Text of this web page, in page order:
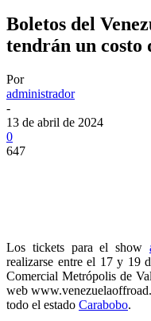
Boletos del
tendrán un costo
Por
administrador
-
13 de abril de 2024
0
647
Los tickets para el show
realizarse entre el 17 y 19
Comercial Metrópolis de
web
todo el estado Carabobo.